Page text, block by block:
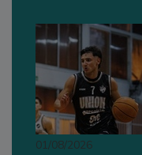
01/08/2026